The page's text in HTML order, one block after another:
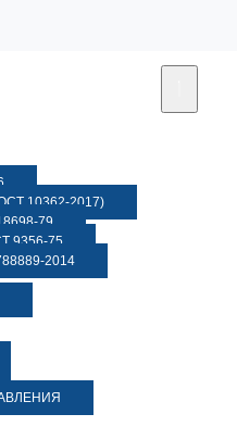
10362-2017)
79
9356-75
2014